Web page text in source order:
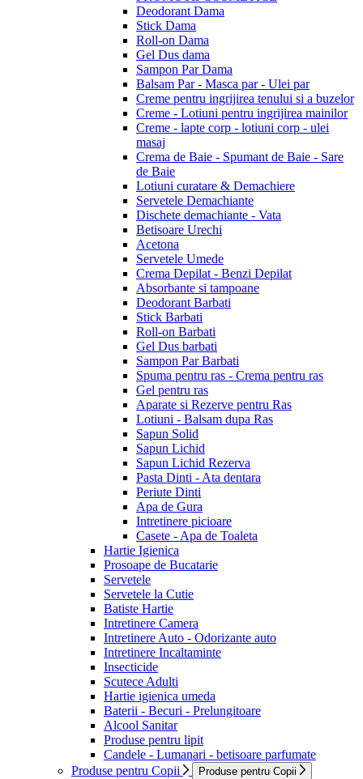
Deodorant Dama
Stick Dama
Roll-on Dama
Gel Dus dama
Sampon Par Dama
Balsam Par - Masca par - Ulei par
Creme pentru ingrijirea tenului si a buzelor
Creme - Lotiuni pentru ingrijirea mainilor
Creme - lapte corp - lotiuni corp - ulei
masaj
Crema de Baie - Spumant de Baie - Sare
de Baie
Lotiuni curatare & Demachiere
Servetele Demachiante
Dischete demachiante - Vata
Betisoare Urechi
Acetona
Servetele Umede
Crema Depilat - Benzi Depilat
Absorbante si tampoane
Deodorant Barbati
Stick Barbati
Roll-on Barbati
Gel Dus barbati
Sampon Par Barbati
Spuma pentru ras - Crema pentru ras
Gel pentru ras
Aparate si Rezerve pentru Ras
Lotiuni - Balsam dupa Ras
Sapun Solid
Sapun Lichid
Sapun Lichid Rezerva
Pasta Dinti - Ata dentara
Periute Dinti
Apa de Gura
Intretinere picioare
Casete - Apa de Toaleta
Hartie Igienica
Prosoape de Bucatarie
Servetele
Servetele la Cutie
Batiste Hartie
Intretinere Camera
Intretinere Auto - Odorizante auto
Intretinere Incaltaminte
Insecticide
Scutece Adulti
Hartie igienica umeda
Baterii - Becuri - Prelungitoare
Alcool Sanitar
Produse pentru lipit
Candele - Lumanari - betisoare parfumate
Produse pentru Copii
Produse pentru Copii